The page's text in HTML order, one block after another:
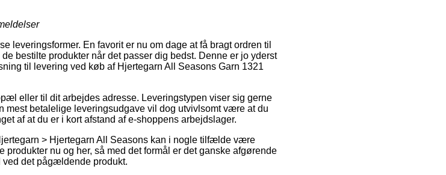
leveringsformer. En favorit er nu om dage at få bragt ordren til
bestilte produkter når det passer dig bedst. Denne er jo yderst
til levering ved køb af Hjertegarn All Seasons Garn 1321
eller til dit arbejdes adresse. Leveringstypen viser sig gerne
mest betalelige leveringsudgave vil dog utvivlsomt være at du
af at du er i kort afstand af e-shoppens arbejdslager.
> Hjertegarn All Seasons kan i nogle tilfælde være
nu og her, så med det formål er det ganske afgørende
ved det pågældende produkt.